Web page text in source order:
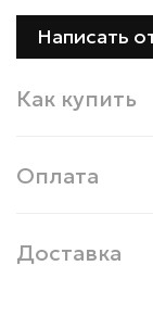
Написать
Как купить
Оплата
Доставка